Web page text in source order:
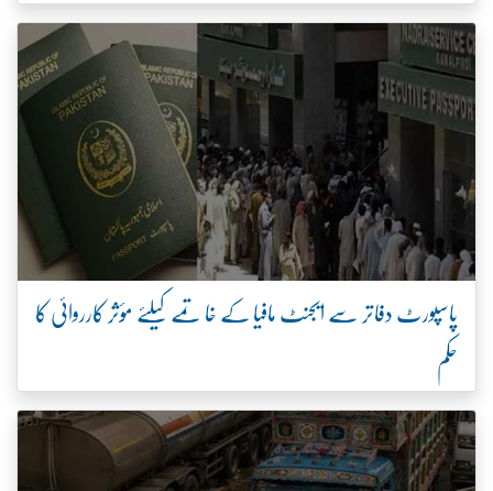
پاسپورٹ دفاتر سے ایجنٹ مافیا کے خاتمے کیلئے مؤثر کارروائی کا
حکم